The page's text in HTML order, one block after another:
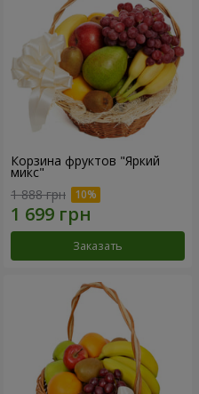
Корзина фруктов "Яркий
микс"
1 888 грн
Заказать